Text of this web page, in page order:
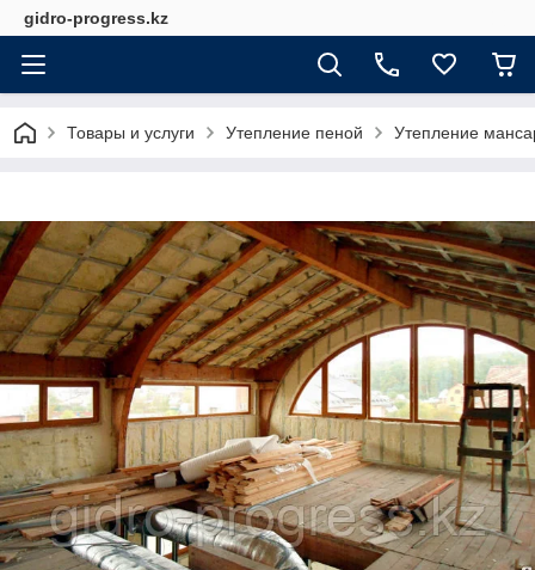
gidro-progress.kz
Товары и услуги Утепление пеной Утепление